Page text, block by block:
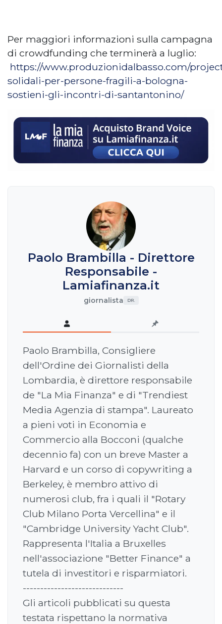
Per maggiori informazioni sulla campagna
di crowdfunding che terminerà a luglio:
https://www.produzionidalbasso.com/
solidali-per-persone-fragili-a-bologna-
sostieni-gli-incontri-di-santantonino/
Paolo Brambilla - Direttore
Responsabile -
Lamiafinanza.it
giornalista DR.
Paolo Brambilla, Consigliere
dell'Ordine dei Giornalisti della
Lombardia, è direttore responsabile
de "La Mia Finanza" e di "Trendiest
Media Agenzia di stampa". Laureato
a pieni voti in Economia e
Commercio alla Bocconi (qualche
decennio fa) con un breve Master a
Harvard e un corso di copywriting a
Berkeley, è membro attivo di
numerosi club, fra i quali il "Rotary
Club Milano Porta Vercellina" e il
"Cambridge University Yacht Club".
Rappresenta l'Italia a Bruxelles
nell'associazione "Better Finance" a
tutela di investitori e risparmiatori.
-----------------------------
Gli articoli pubblicati su questa
testata rispettano la normativa